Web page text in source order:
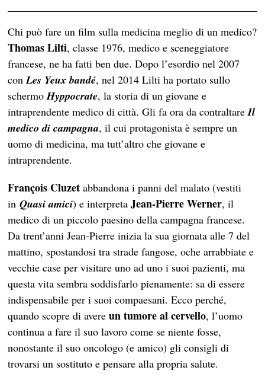
Chi può fare un film sulla medicina meglio di un medico?
Thomas Lilti, classe 1976, medico e sceneggiatore
francese, ne ha fatti ben due. Dopo l’esordio nel 2007
conLes Yeux bandé, nel 2014 Lilti ha portato sullo
schermoHyppocrate, la storia di un giovane e
intraprendente medico di città. Gli fa ora da contraltareIl
medico di campagna, il cui protagonista è sempre un
uomo di medicina, ma tutt’altro che giovane e
intraprendente.
François Cluzet abbandona i panni del malato (vestiti
inQuasi amici) e interpretaJean-Pierre Werner, il
medico di un piccolo paesino della campagna francese.
Da trent’anni Jean-Pierre inizia la sua giornata alle 7 del
mattino, spostandosi tra strade fangose, oche arrabbiate e
vecchie case per visitare uno ad uno i suoi pazienti, ma
questa vita sembra soddisfarlo pienamente: sa di essere
indispensabile per i suoi compaesani. Ecco perché,
quando scopre di avereun tumore al cervello, l’uomo
continua a fare il suo lavoro come se niente fosse,
nonostante il suo oncologo (e amico) gli consigli di
trovarsi un sostituto e pensare alla propria salute.